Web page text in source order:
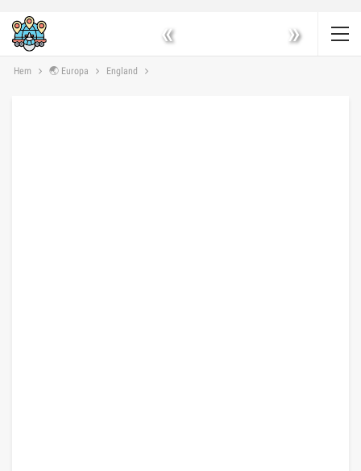
« »
Hem 🌏 Europa England